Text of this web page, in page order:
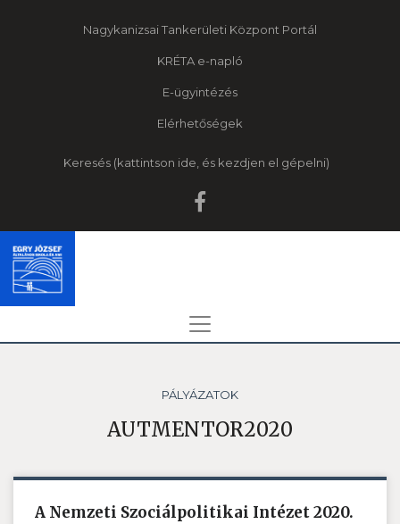
Nagykanizsai Tankerületi Központ Portál
KRÉTA e-napló
E-ügyintézés
Elérhetőségek
Keresés
PÁLYÁZATOK
AUTMENTOR2020
A Nemzeti Szociálpolitikai Intézet 2020.